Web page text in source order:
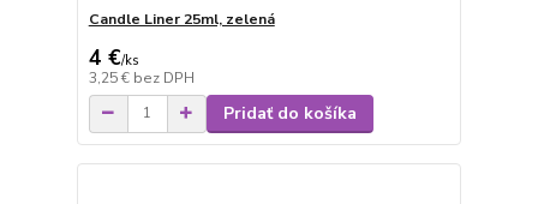
Candle Liner 25ml, zelená
4 €/ks
3,25 € bez DPH
Pridať do košíka